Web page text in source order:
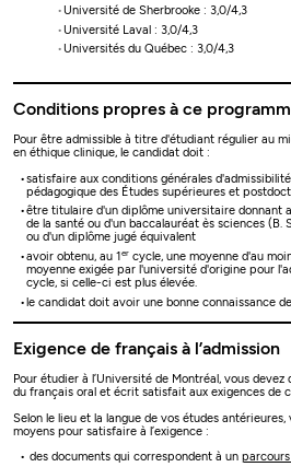
Université de Sherbrooke : 3,0/4,3
Université Laval : 3,0/4,3
Universités du Québec : 3,0/4,3
Conditions propres à ce
Pour être admissible à titre d'étudiant régulier au
en éthique clinique, le candidat doit :
satisfaire aux conditions générales
pédagogique des Études supérieures et
être titulaire d'un diplôme universitaire donnant
de la santé ou d'un baccalauréat ès sciences (B.
ou d'un diplôme jugé équivalent
avoir obtenu, au 1ercycle, une moyenne d'au
moyenne exigée par l'université d'origine pour
cycle, si celle-ci est plus élevée.
le candidat doit avoir une bonne connaissance de
Exigence de français à l’admission
Pour étudier à l’Université de Montréal, vous
du français oral et écrit satisfait aux exigences de
Selon le lieu et la langue de vos études
moyens pour satisfaire à l’exigence :
des documents qui correspondent à un parcours